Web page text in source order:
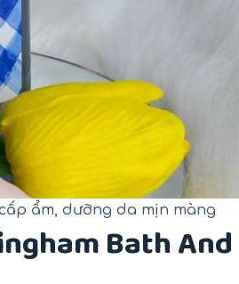
ẩm, dưỡng da mịn màng
Bath And